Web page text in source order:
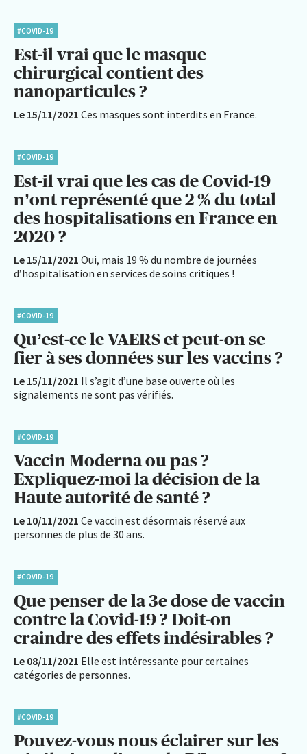
#COVID-19
Est-il vrai que le masque
chirurgical contient des
nanoparticules ?
Le 15/11/2021 Ces masques sont interdits en France.
#COVID-19
Est-il vrai que les cas de Covid-19
n’ont représenté que 2 % du total
des hospitalisations en France en
2020 ?
Le 15/11/2021 Oui, mais 19 % du nombre de journées
d’hospitalisation en services de soins critiques !
#COVID-19
Qu’est-ce le VAERS et peut-on se
fier à ses données sur les vaccins ?
Le 15/11/2021 Il s’agit d’une base ouverte où les
signalements ne sont pas vérifiés.
#COVID-19
Vaccin Moderna ou pas ?
Expliquez-moi la décision de la
Haute autorité de santé ?
Le 10/11/2021 Ce vaccin est désormais réservé aux
personnes de plus de 30 ans.
#COVID-19
Que penser de la 3e dose de vaccin
contre la Covid-19 ? Doit-on
craindre des effets indésirables ?
Le 08/11/2021 Elle est intéressante pour certaines
catégories de personnes.
#COVID-19
Pouvez-vous nous éclairer sur les